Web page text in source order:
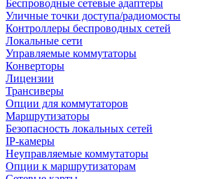
Беспроводные сетевые адаптеры
Уличные точки доступа/радиомосты
Контроллеры беспроводных сетей
Локальные сети
Управляемые коммутаторы
Конверторы
Лицензии
Трансиверы
Опции для коммутаторов
Маршрутизаторы
Безопасность локальных сетей
IP-камеры
Неуправляемые коммутаторы
Опции к маршрутизаторам